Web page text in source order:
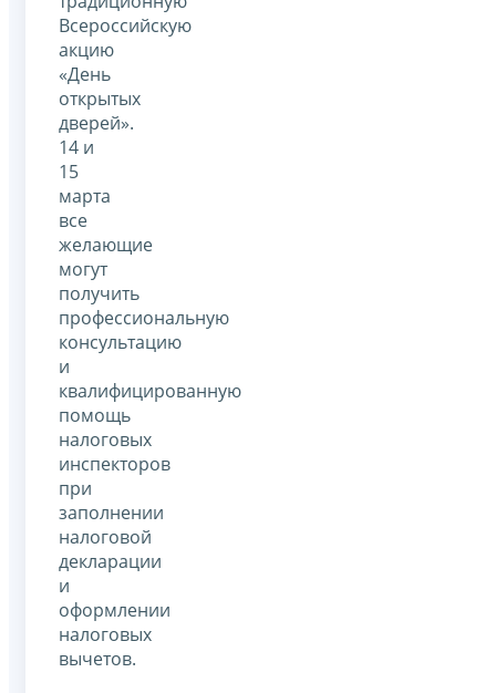
Всероссийскую
акцию
«День
открытых
дверей».
14 и
15
марта
все
желающие
могут
получить
профессиональную
консультацию
и
квалифицированную
помощь
налоговых
инспекторов
при
заполнении
налоговой
декларации
и
оформлении
налоговых
вычетов.